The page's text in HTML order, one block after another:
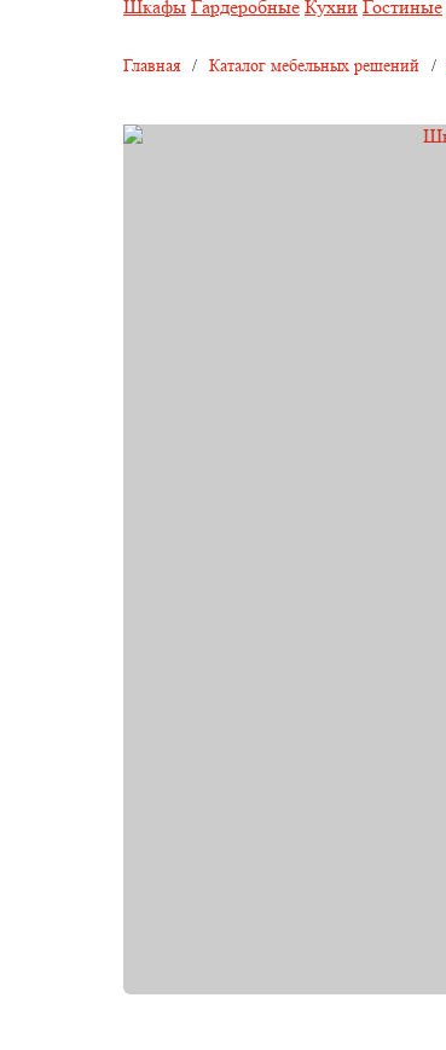
Шкафы Гардеробные Кухни Гостиные
Главная / Каталог мебельных решений /